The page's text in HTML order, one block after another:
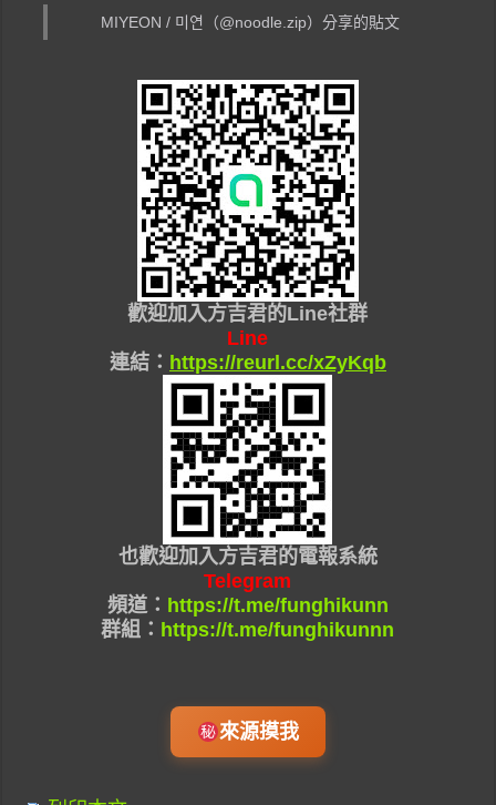
MIYEON / 미연（@noodle.zip）分享的貼文
歡迎加入方吉君的Line社群
Line
連結： https://reurl.cc/xZyKqb
也歡迎加入方吉君的電報系統
Telegram
頻道： https://t.me/funghikunn
群組： https://t.me/funghikunnn
來源摸我